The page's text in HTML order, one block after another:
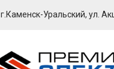
г.Каменск-Уральский, ул.